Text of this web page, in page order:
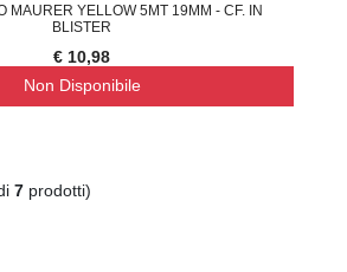
MAURER YELLOW 5MT 19MM - CF. IN
BLISTER
€ 10,98
Non Disponibile
7 prodotti)